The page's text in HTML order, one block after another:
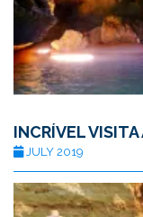
INCRÍVEL
JULY 2019